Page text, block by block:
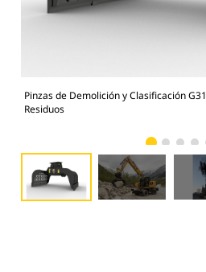
Pinzas de Demolición y Clasificación
Residuos